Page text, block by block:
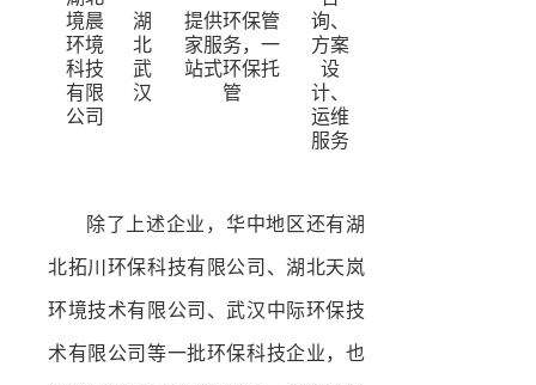
境晨
环境
科技
有限
公司
湖
北
武
汉
提供环保管
家服务，一
站式环保托
管
询、
方案
设
计、
运维
服务
除了上述企业，华中地区还有湖
北拓川环保科技有限公司、湖北天岚
环境技术有限公司、武汉中际环保技
术有限公司等一批环保科技企业，也